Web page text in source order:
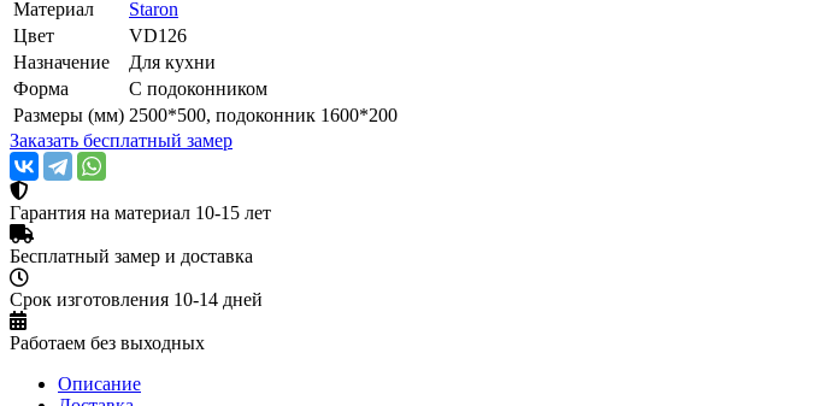
Материал
Staron
Цвет
VD126
Назначение
Для кухни
Форма
С подоконником
Размеры (мм) 2500*500, подоконник 1600*200
Заказать бесплатный замер
Гарантия на материал 10-15 лет
Бесплатный замер и доставка
Срок изготовления 10-14 дней
Работаем без выходных
Описание